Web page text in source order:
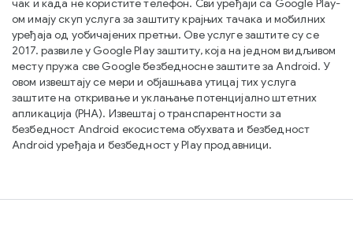
чак и када не користите телефон. Сви уређаји са Google Play-
ом имају скуп услуга за заштиту крајњих тачака и мобилних
уређаја од уобичајених претњи. Ове услуге заштите су се
2017. развиле у Google Play заштиту, која на једном видљивом
месту пружа све Google безбедносне заштите за Android. У
овом извештају се мери и објашњава утицај тих услуга
заштите на откривање и уклањање потенцијално штетних
апликација (PHA). Извештај о транспарентности за
безбедност Android екосистема обухвата и безбедност
Android уређаја и безбедност у Play продавници.